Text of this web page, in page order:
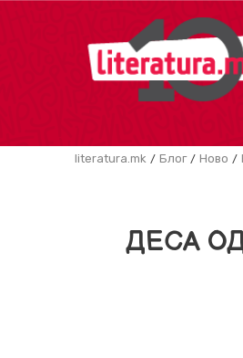
literatura.mk Блог Ново
ДЕСА